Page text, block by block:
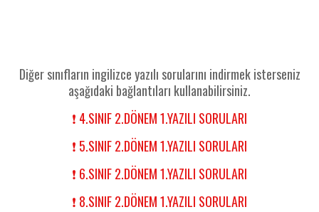
Diğer sınıfların ingilizce yazılı sorularını indirmek isterseniz
aşağıdaki bağlantıları kullanabilirsiniz.
❗ 4.SINIF 2.DÖNEM 1.YAZILI SORULARI
❗ 5.SINIF 2.DÖNEM 1.YAZILI SORULARI
❗ 6.SINIF 2.DÖNEM 1.YAZILI SORULARI
❗ 8.SINIF 2.DÖNEM 1.YAZILI SORULARI